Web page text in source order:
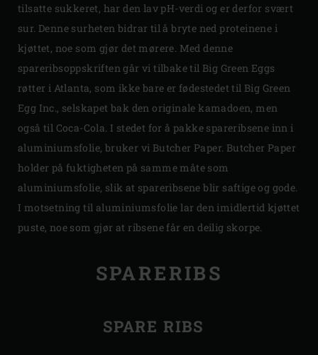
tilsatte sukkeret, har den lav pH-verdi og er derfor svært
sur. Denne surheten bidrar til å bryte ned proteinene i
kjøttet, noe som gjør det mørere. Med denne
spareribsoppskriften går vi tilbake til Big Green Eggs
røtter i Atlanta, som ikke bare er fødestedet til Big Green
Egg Inc., selskapet bak den originale kamadoen, men
også til Coca-Cola. I stedet for å pakke spareribsene inn i
aluminiumsfolie, bruker vi Butcher Paper. Butcher Paper
holder på fuktigheten på samme måte som
aluminiumsfolie, slik at spareribsene blir saftige og gode.
I motsetning til aluminiumsfolie lar den imidlertid kjøttet
puste, noe som gjør at ribsene får en deilig skorpe.
SPARERIBS
SPARE RIBS